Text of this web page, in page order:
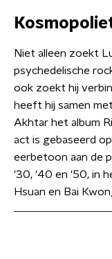
Niet alleen zoekt
psychedelische
ook zoekt hij
heeft hij samen
Akhtar het album
act is gebaseerd
eerbetoon aan de
'30, '40 en '50, in
Hsuan en Bai